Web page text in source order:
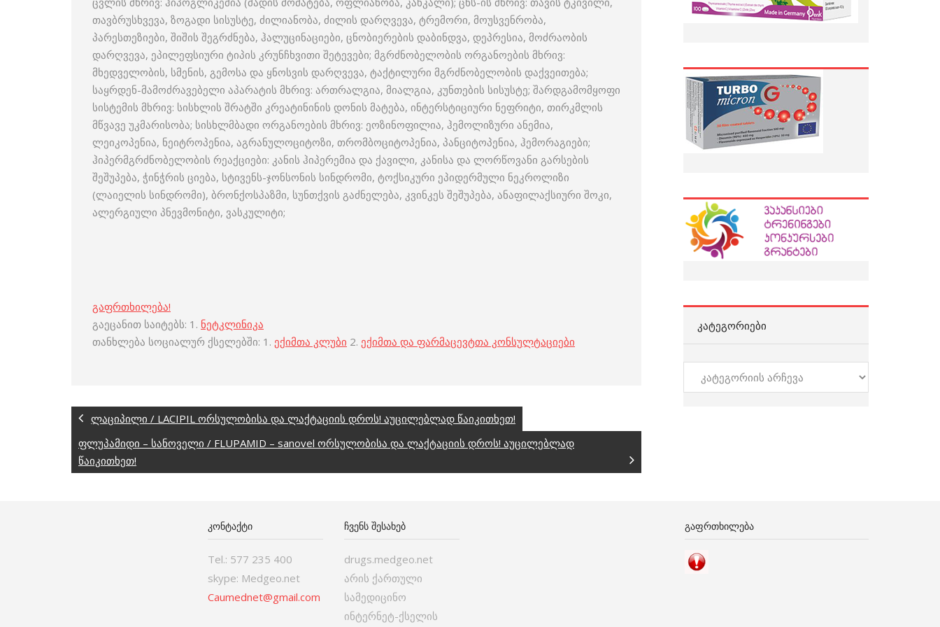
თავბრუსხვევა, ზოგადი სისუსტე, ძილიანობა, ძილის დარღვევა, ტრემორი, მოუსვენრობა,
პარესთეზიები, შიშის შეგრძნება, ჰალუცინაციები, ცნობიერების დაბინდვა, დეპრესია, მოძრაობის
დარღვევა, ეპილეფსიური ტიპის კრუნჩხვითი შეტევები; მგრძნობელობის ორგანოების მხრივ:
მხედველობის, სმენის, გემოსა და ყნოსვის დარღვევა, ტაქტილური მგრძნობელობის დაქვეითება;
საყრდენ-მამოძრავებელი აპარატის მხრივ: ართრალგია, მიალგია, კუნთების სისუსტე; შარდგამომყოფი
სისტემის მხრივ: სისხლის შრატში კრეატინინის დონის მატება, ინტერსტიციური ნეფრიტი, თირკმლის
მწვავე უკმარისობა; სისხლმბადი ორგანოების მხრივ: ეოზინოფილია, ჰემოლიზური ანემია,
ლეიკოპენია, ნეიტროპენია, აგრანულოციტოზი, თრომბოციტოპენია, პანციტოპენია, ჰემორაგიები;
ჰიპერმგრძნობელობის რეაქციები: კანის ჰიპერემია და ქავილი, კანისა და ლორწოვანი გარსების
შეშუპება, ჭინჭრის ციება, სტივენს-ჯონსონის სინდრომი, ტოქსიკური ეპიდერმული ნეკროლიზი
(ლაიელის სინდრომი), ბრონქოსპაზმი, სუნთქვის გაძნელება, კვინკეს შეშუპება, ანაფილაქსიური შოკი,
ალერგიული პნევმონიტი, ვასკულიტი;
გაფრთხილება!
გაეცანით საიტებს: 1. ნეტკლინიკა
თანხლება სოციალურ ქსელებში: 1. ექიმთა კლუბი 2. ექიმთა და ფარმაცევტთა კონსულტაციები
ლაციპილი / LACIPIL ორსულობისა და ლაქტაციის დროს! აუცილებლად წაიკითხეთ!
ფლუპამიდი – სანოველი / FLUPAMID – sanovel ორსულობისა და ლაქტაციის დროს! აუცილებლად
წაიკითხეთ!
ᲙᲐᲢᲔᲒᲝᲠᲘᲔᲑᲘ
კატეგორიები
ᲙᲝᲜᲢᲐᲥᲢᲘ
Tel.: 577 235 400
skype: Medgeo.net
Caumednet@gmail.com
ᲩᲕᲔᲜᲡ ᲨᲔᲡᲐᲮᲔᲑ
drugs.medgeo.net
არის ქართული
სამედიცინო
ინტერნეტ-ქსელის
ᲒᲐᲤᲠᲗᲮᲘᲚᲔᲑᲐ